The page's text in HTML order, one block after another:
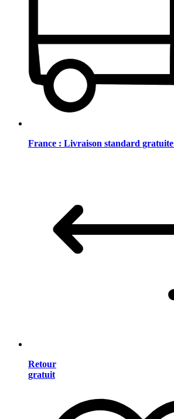
France : Livraison standard gratuite
Retour
gratuit